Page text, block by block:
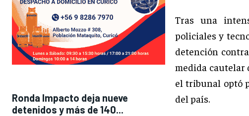
Ronda Impacto deja nueve
detenidos y más de 140...
Tras una
policiales y
detención
medida cautelar
el tribunal optó
del país.